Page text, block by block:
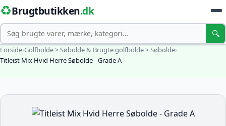
♻️Brugtbutikken.dk
Søg 🔍
Forside›Golfbolde > Søbolde & Brugte golfbolde > Søbolde›
Titleist Mix Hvid Herre Søbolde - Grade A